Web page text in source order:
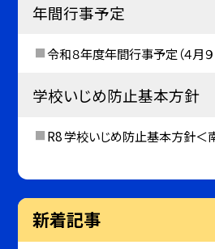
年間行事予定
令和８年度年間行事予定（４月９
学校いじめ防止基本方針
R8 学校いじめ防止基本方針＜
新着記事